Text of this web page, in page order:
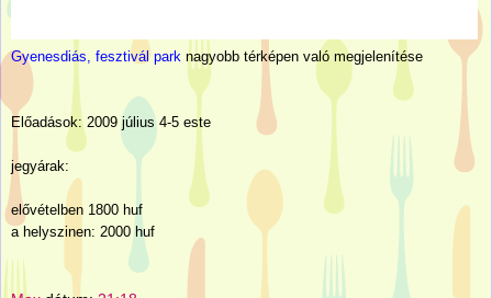
Gyenesdiás, fesztivál park nagyobb térképen való megjelenítése
Előadások: 2009 július 4-5 este
jegyárak:
elővételben 1800 huf
a helyszinen: 2000 huf